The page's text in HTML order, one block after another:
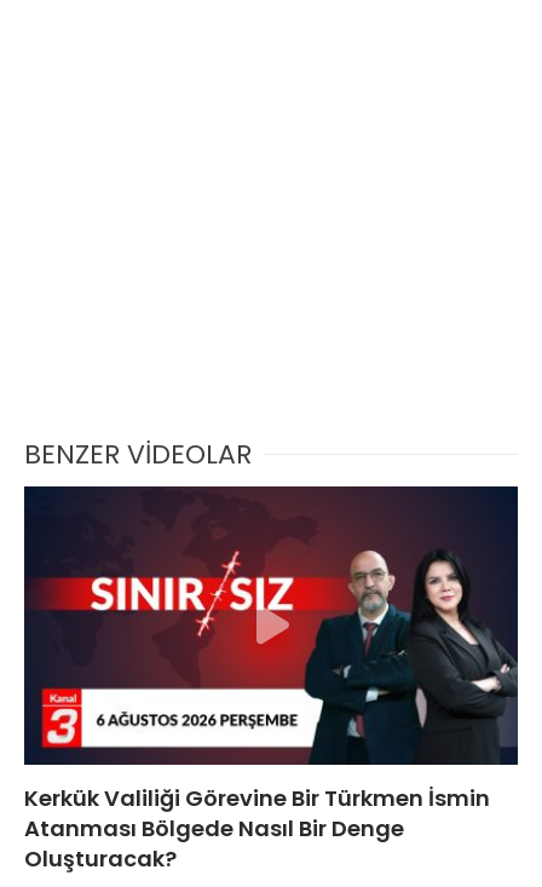
BENZER VİDEOLAR
Kerkük Valiliği Görevine Bir Türkmen İsmin
Atanması Bölgede Nasıl Bir Denge
Oluşturacak?